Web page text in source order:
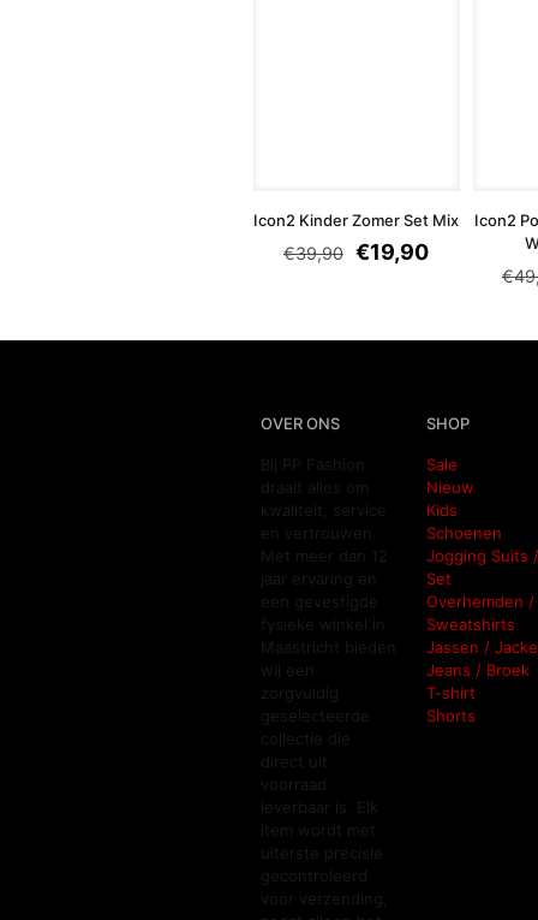
Icon2 Kinder Zomer Set Mix
€39,90 €19,90
Icon2
€
OVER ONS
Bij PP Fashion
draait alles om
kwaliteit, service
en vertrouwen.
Met meer dan 12
jaar ervaring en
een gevestigde
fysieke winkel in
Maastricht bieden
wij een
zorgvuldig
geselecteerde
collectie die
direct uit
voorraad
leverbaar is. Elk
item wordt met
uiterste precisie
gecontroleerd
vóór verzending,
SHOP
Sale
Nieuw
Kids
Schoenen
Jogging Suits /
Set
Overhemden /
Sweatshirts
Jassen /
Jeans / Broek
T-shirt
Shorts